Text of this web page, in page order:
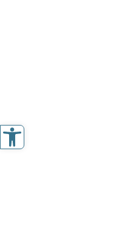
Werkzeugleiste öffnen